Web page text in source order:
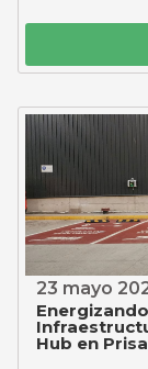
23 mayo
Hub en Prisa